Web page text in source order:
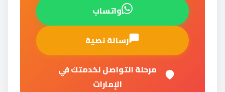
واتساب
رسالة نصية
مرحلة التواصل لخدمتك في
الإمارات